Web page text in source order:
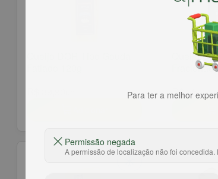
Queijo
R$ 25,99
Para ter a melhor
Permissão negada
A permissão de localização não foi